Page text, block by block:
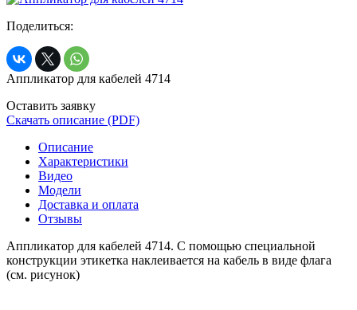
Поделиться:
Аппликатор для кабелей 4714
Оставить заявку
Скачать описание (PDF)
Описание
Характеристики
Видео
Модели
Доставка и оплата
Отзывы
Аппликатор для кабелей 4714. С помощью специальной
конструкции этикетка наклеивается на кабель в виде флага
(см. рисунок)